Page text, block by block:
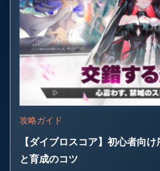
攻略ガイド
【ダイブロスコア】初心者向
と育成のコツ